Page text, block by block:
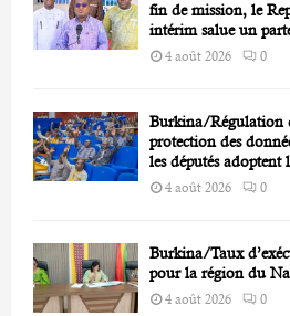
fin de mission, le
intérim salue un
4 août 2026 0
Burkina/Régulation
protection des
les députés
4 août 2026 0
Burkina/Taux
pour la région du
4 août 2026 0